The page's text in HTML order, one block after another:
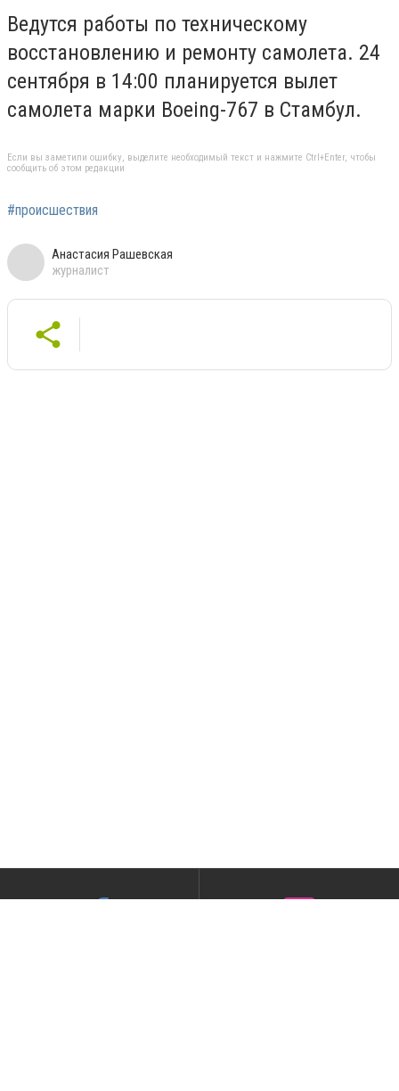
Ведутся работы по техническому
восстановлению и ремонту самолета. 24
сентября в 14:00 планируется вылет
самолета марки Boeing-767 в Стамбул.
Если вы заметили ошибку, выделите необходимый текст и нажмите Ctrl+Enter, чтобы
сообщить об этом редакции
#происшествия
Анастасия Рашевская
журналист